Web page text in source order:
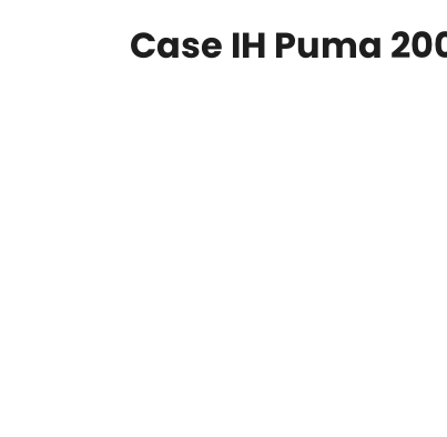
Case IH Puma